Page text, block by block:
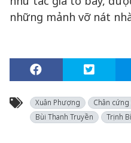
những mảnh vỡ nát
Xuân Phượng Chân
Bùi Thanh Truyền
Trịnh